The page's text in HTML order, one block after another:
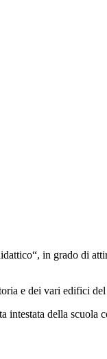
in grado di
e dei vari edifici
intestata della